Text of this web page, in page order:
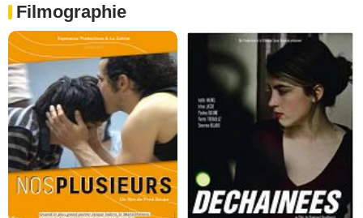
Filmographie